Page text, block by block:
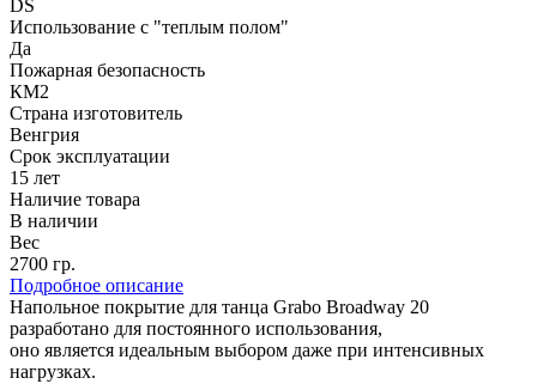
DS
Использование с "теплым полом"
Да
Пожарная безопасность
КМ2
Страна изготовитель
Венгрия
Срок эксплуатации
15 лет
Наличие товара
В наличии
Вес
2700 гр.
Подробное описание
Напольное покрытие для танца Grabo Broadway 20
разработано для постоянного использования,
оно является идеальным выбором даже при интенсивных
нагрузках.